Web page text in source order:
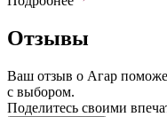
Отзывы
Ваш отзыв о Агар
с выбором.
Поделитесь своими